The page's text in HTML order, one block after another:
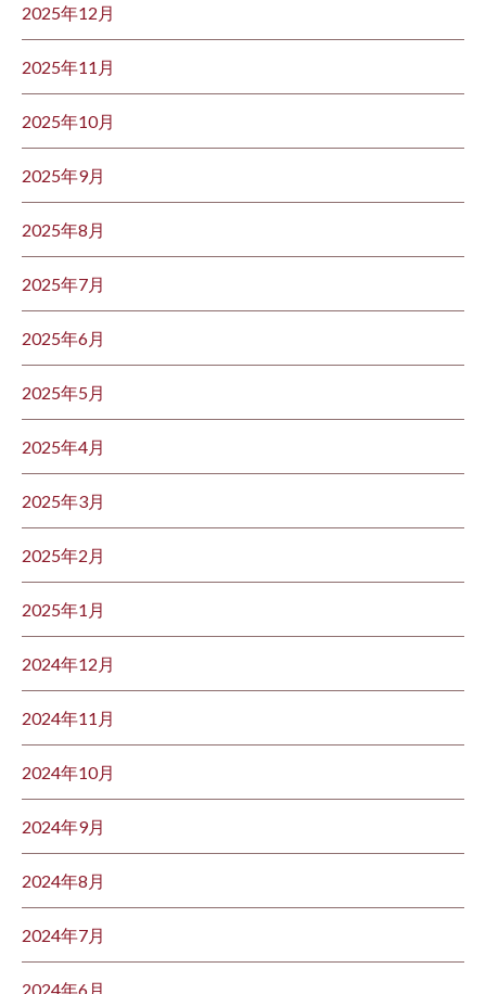
2025年12月
2025年11月
2025年10月
2025年9月
2025年8月
2025年7月
2025年6月
2025年5月
2025年4月
2025年3月
2025年2月
2025年1月
2024年12月
2024年11月
2024年10月
2024年9月
2024年8月
2024年7月
2024年6月